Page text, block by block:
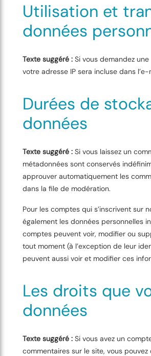
Utilisation et
données
Texte suggéré : Si vous demandez
votre adresse IP sera incluse dans
Durées de
données
Texte suggéré : Si vous laissez un
métadonnées sont conservés
approuver automatiquement les
dans la file de modération.
Pour les comptes qui s’inscrivent sur
également les données personnelles
comptes peuvent voir, modifier ou
tout moment (à l’exception de leur
peuvent aussi voir et modifier ces
Les droits que
données
Texte suggéré : Si vous avez un
commentaires sur le site, vous